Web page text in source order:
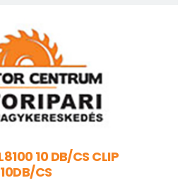
10 DB/CS CLIP
CS